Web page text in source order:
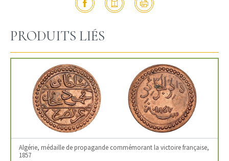
PRODUITS LIÉS
Algérie, médaille de propagande commémorant la victoire française,
1857